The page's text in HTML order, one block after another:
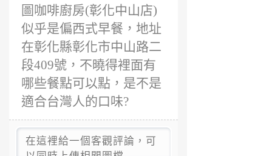
圖咖啡廚房(彰化中山店)
似乎是偏西式早餐，地址
在彰化縣彰化市中山路二
段409號，不曉得裡面有
哪些餐點可以點，是不是
適合台灣人的口味?